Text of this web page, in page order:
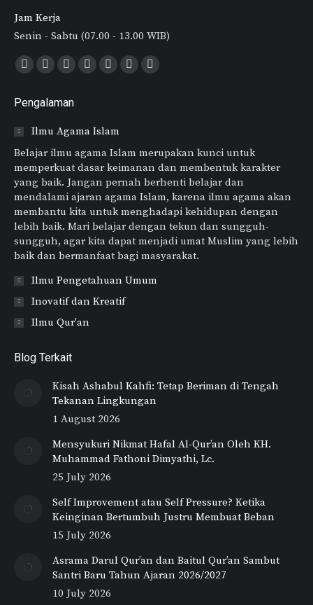
Jam Kerja
Senin - Sabtu (07.00 - 13.00 WIB)
Find us on:
Pengalaman
Ilmu Agama Islam
Belajar ilmu agama Islam merupakan kunci untuk
memperkuat dasar keimanan dan membentuk karakter
yang baik. Jangan pernah berhenti belajar dan
mendalami ajaran agama Islam, karena ilmu agama akan
membantu kita untuk menghadapi kehidupan dengan
lebih baik. Mari belajar dengan tekun dan sungguh-
sungguh, agar kita dapat menjadi umat Muslim yang lebih
baik dan bermanfaat bagi masyarakat.
Ilmu Pengetahuan Umum
Inovatif dan Kreatif
Ilmu Qur'an
Blog Terkait
Kisah Ashabul Kahfi: Tetap Beriman di Tengah
Tekanan Lingkungan
1 August 2026
Mensyukuri Nikmat Hafal Al-Qur’an Oleh KH.
Muhammad Fathoni Dimyathi, Lc.
25 July 2026
Self Improvement atau Self Pressure? Ketika
Keinginan Bertumbuh Justru Membuat Beban
15 July 2026
Asrama Darul Qur’an dan Baitul Qur’an Sambut
Santri Baru Tahun Ajaran 2026/2027
10 July 2026